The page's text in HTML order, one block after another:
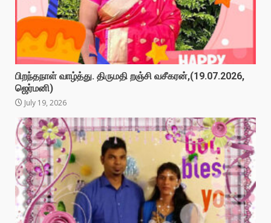
பிறந்தநாள் வாழ்த்து. திருமதி றஞ்சி வசீகரன்,(19.07.2026,
ஜெர்மனி)
July 19, 2026